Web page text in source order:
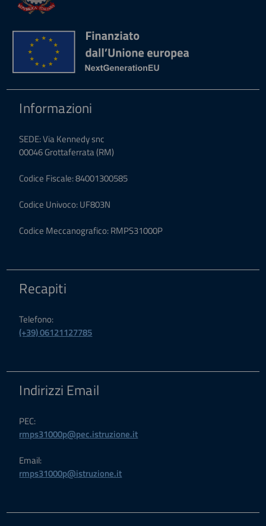
Informazioni
SEDE: Via Kennedy snc
00046 Grottaferrata (RM)
Codice Fiscale: 84001300585
Codice Univoco: UF803N
Codice Meccanografico: RMPS31000P
Recapiti
Telefono:
(+39) 06121127785
Indirizzi Email
PEC:
rmps31000p@pec.istruzione.it
Email:
rmps31000p@istruzione.it